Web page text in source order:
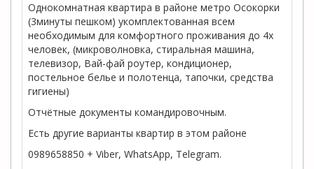
Однокомнатная квартира в районе метро Осокорки
(3минуты пешком) укомплектованная всем
необходимым для комфортного проживания до 4х
человек, (микроволновка, стиральная машина,
телевизор, Вай-фай роутер, кондиционер,
постельное белье и полотенца, тапочки, средства
гигиены)
Отчётные документы командировочным.
Есть другие варианты квартир в этом районе
0989658850 + Viber, WhatsApp, Telegram.